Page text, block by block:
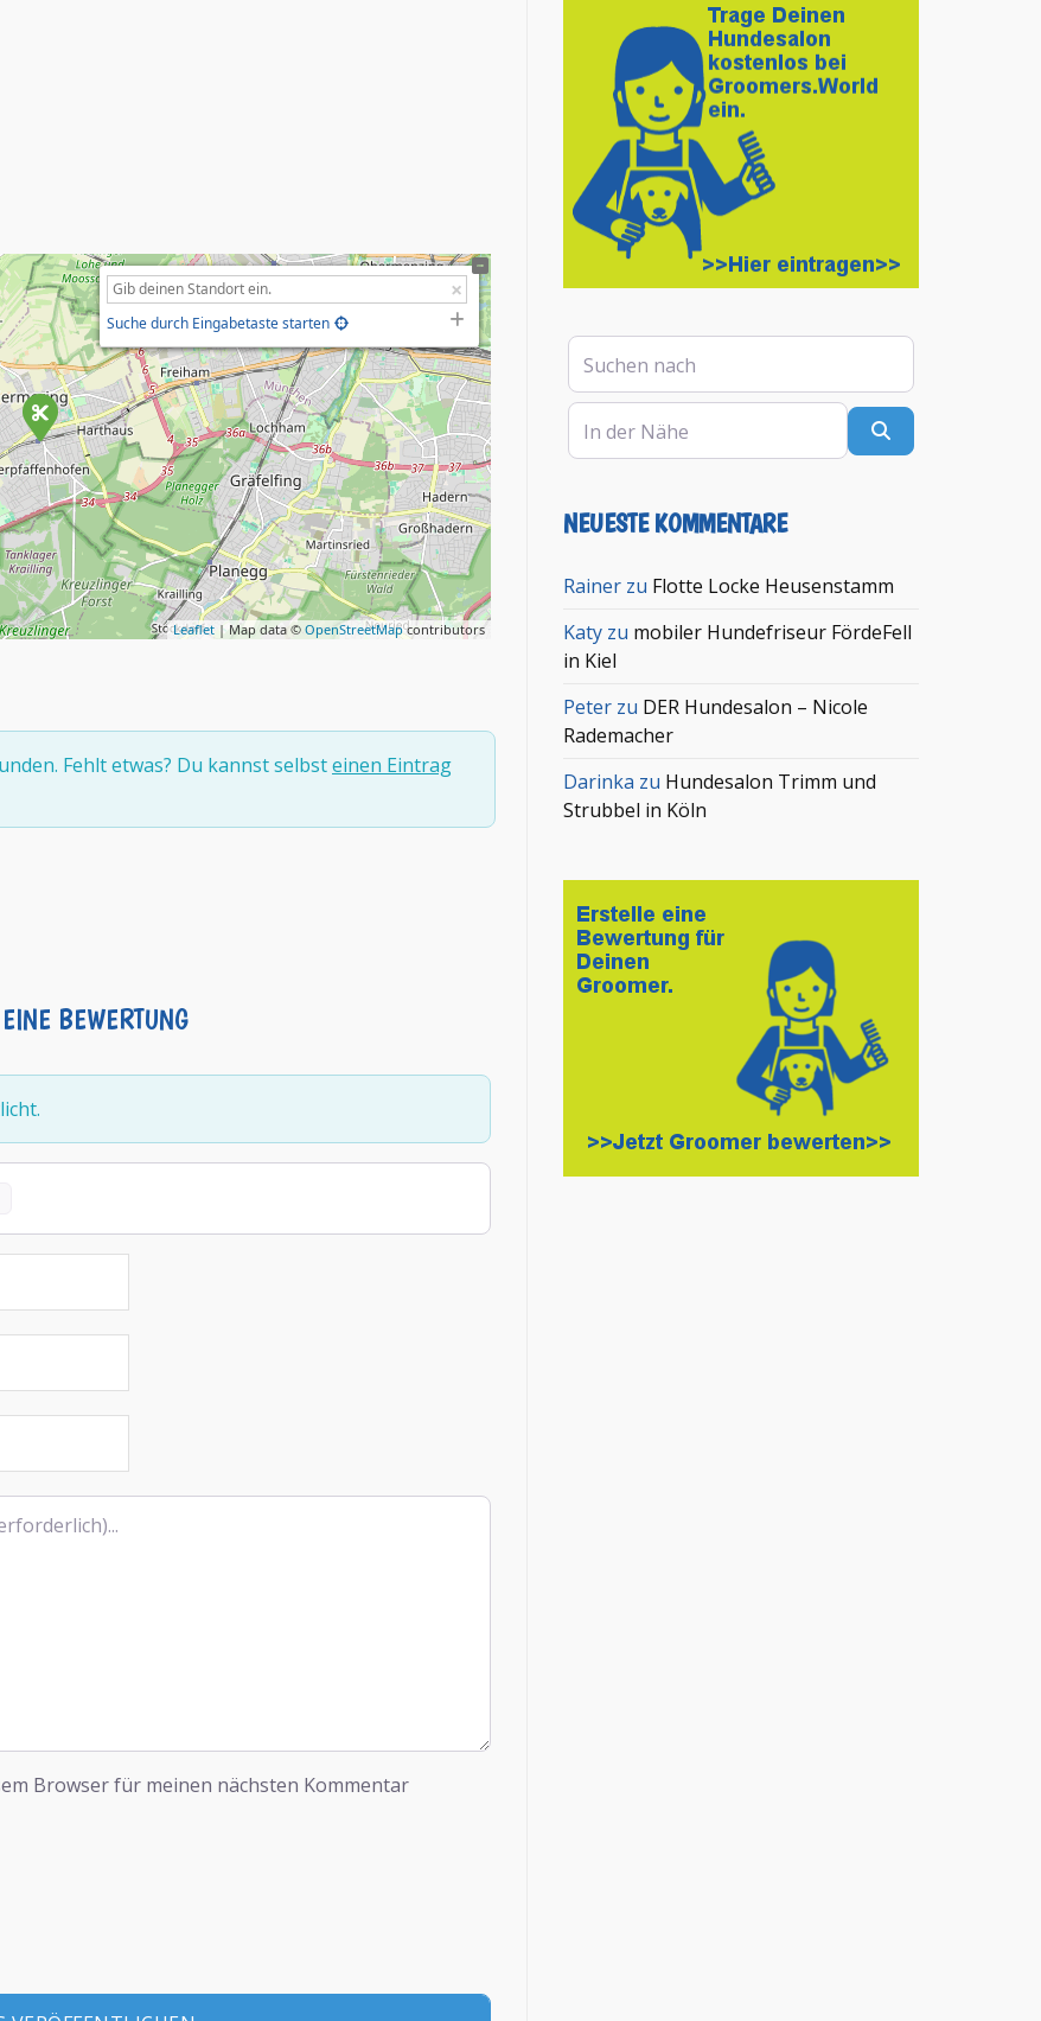
Suche durch Eingabetaste starten
Leaflet | Map data ©OpenStreetMapcontributors
Fehlt etwas? Du kannst selbsteinen Eintrag
BEWERTUNG
Browser für meinen nächsten Kommentar
Suchen nach
In der Nähe
NEUESTE KOMMENTARE
Rainer zu Flotte Locke Heusenstamm
Katy zu mobiler Hundefriseur FördeFell
in Kiel
Peter zu DER Hundesalon – Nicole
Rademacher
Darinka zu Hundesalon Trimm und
Strubbel in Köln